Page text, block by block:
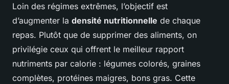
Loin des régimes extrêmes, l’objectif est
d’augmenter la densité nutritionnelle de chaque
repas. Plutôt que de supprimer des aliments, on
privilégie ceux qui offrent le meilleur rapport
nutriments par calorie : légumes colorés, graines
complètes, protéines maigres, bons gras. Cette